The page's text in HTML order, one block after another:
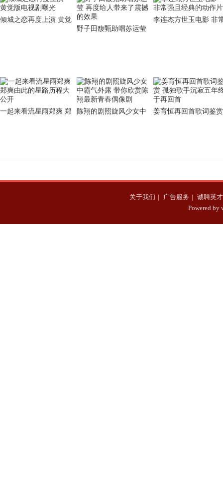
倾城之恋再度上演 黄觉
野子田馥甄助唱苏运莹
李连杰方世玉电影 非
一起来看流星雨郑爽 郑
陈翔的剧照旋风少女中
姜育恒再回首歌词鉴赏
关于我们 | 广告服务 | 诚聘英才
Powered by